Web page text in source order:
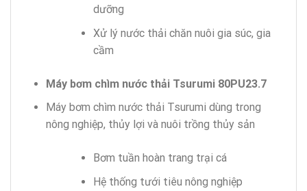
dưỡng
Xử lý nước thải chăn nuôi gia súc, gia
cầm
Máy bơm chìm nước thải Tsurumi 80PU23.7
Máy bơm chìm nước thải Tsurumi dùng trong
nông nghiệp, thủy lợi và nuôi trồng thủy sản
Bơm tuần hoàn trang trại cá
Hệ thống tưới tiêu nông nghiệp